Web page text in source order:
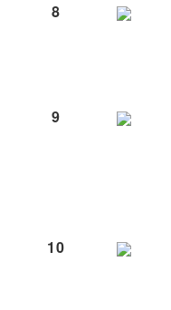
8
9
10